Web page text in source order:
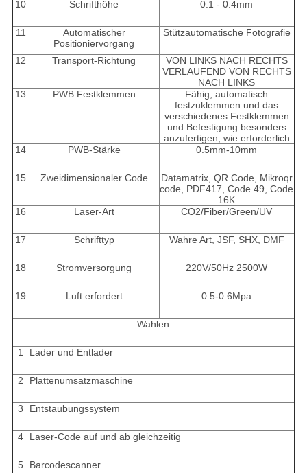
10 Schrifthöhe 0.1 - 0.4mm
11
Automatischer
Positioniervorgang
Stützautomatische Fotografie
12 Transport-Richtung
VON LINKS NACH RECHTS
VERLAUFEND VON RECHTS
NACH LINKS
13
PWB Festklemmen
Fähig, automatisch
festzuklemmen und das
verschiedenes Festklemmen
und Befestigung besonders
anzufertigen, wie erforderlich
14
PWB-Stärke 0.5mm-10mm
15 Zweidimensionaler Code
Datamatrix, QR Code, Mikroqr
code, PDF417, Code 49, Code
16K
16
Laser-Art CO2/Fiber/Green/UV
17 Schrifttyp Wahre Art, JSF, SHX, DMF
18 Stromversorgung 220V/50Hz 2500W
19 Luft erfordert 0.5-0.6Mpa
Wahlen
1 Lader und Entlader
2 Plattenumsatzmaschine
3 Entstaubungssystem
4 Laser-Code auf und ab gleichzeitig
5 Barcodescanner